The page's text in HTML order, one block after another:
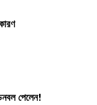
পেলেন!